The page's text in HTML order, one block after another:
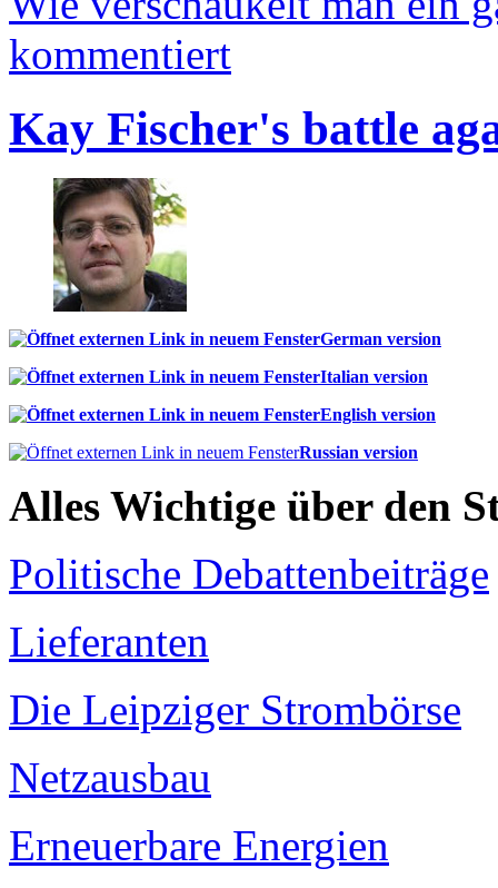
kommentiert
Kay Fischer's battle
German version
Italian version
English version
Russian version
Alles Wichtige über den
Politische Debattenbeiträge
Lieferanten
Die Leipziger Strombörse
Netzausbau
Erneuerbare Energien